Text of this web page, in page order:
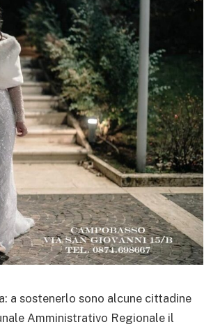
a sostenerlo sono alcune cittadine
Amministrativo Regionale il